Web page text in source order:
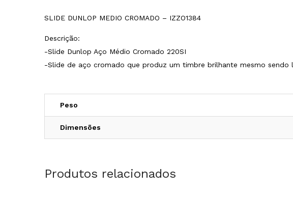
SLIDE DUNLOP MEDIO CROMADO – IZZO1384
Descrição:
-Slide Dunlop Aço Médio Cromado 220SI
-Slide de aço cromado que produz um timbre brilhante mesmo sendo
Peso
Dimensões
Produtos relacionados